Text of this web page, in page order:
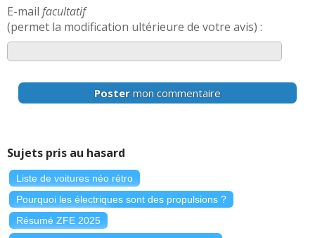
E-mail facultatif
(permet la modification ultérieure de votre avis) :
Poster mon commentaire
Sujets pris au hasard
Liste de voitures néo rétro
Pourquoi les électriques sont des propulsions ?
Résumé ZFE 2025